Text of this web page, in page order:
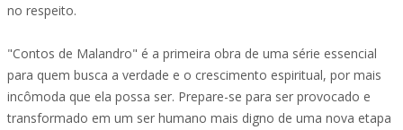
no respeito.
"Contos de Malandro" é a primeira obra de uma série essencial
para quem busca a verdade e o crescimento espiritual, por mais
incômoda que ela possa ser. Prepare-se para ser provocado e
transformado em um ser humano mais digno de uma nova etapa